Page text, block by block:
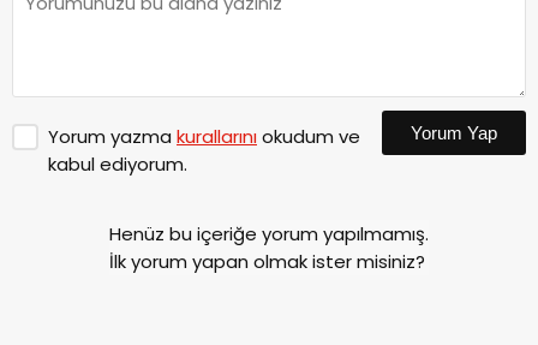
Yorum yazma kurallarınıokudum ve
kabul ediyorum.
Yorum Yap
Henüz bu içeriğe yorum yapılmamış.
İlk yorum yapan olmak ister misiniz?